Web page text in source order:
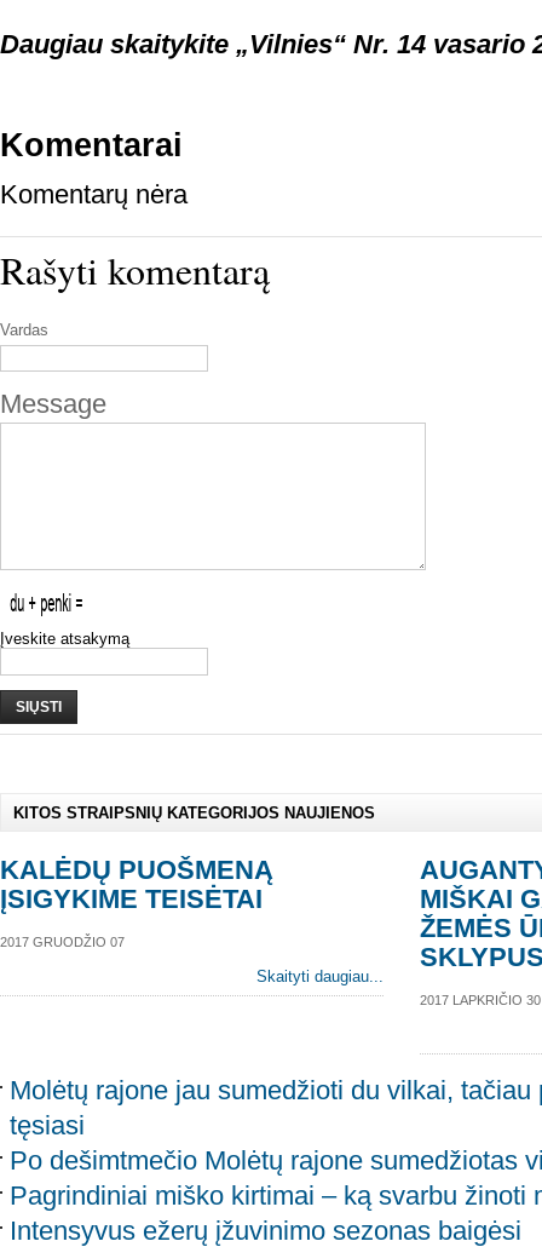
Daugiau skaitykite „Vilnies“ Nr. 14 vasario
Komentarai
Komentarų nėra
Rašyti komentarą
Vardas
Message
Įveskite atsakymą
SIŲSTI
KITOS STRAIPSNIŲ KATEGORIJOS NAUJIENOS
KALĖDŲ PUOŠMENĄ
ĮSIGYKIME TEISĖTAI
2017 GRUODŽIO 07
Skaityti daugiau...
MIŠKAI
ŽEMĖS
2017 LAPKRIČIO 30
Molėtų rajone jau sumedžioti du vilkai,
tęsiasi
Po dešimtmečio Molėtų rajone sumedžiotas
Pagrindiniai miško kirtimai – ką svarbu žinoti
Intensyvus ežerų įžuvinimo sezonas baigėsi